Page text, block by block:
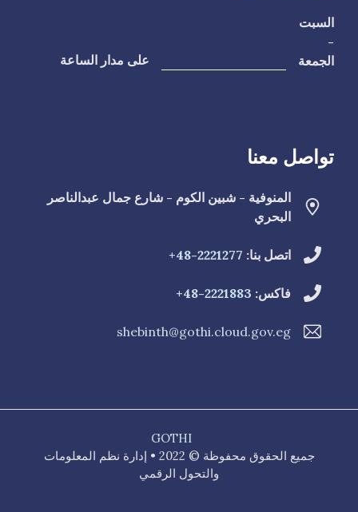
السبت
-
الجمعة
على مدار الساعة
تواصل معنا
المنوفية - شبين الكوم - شارع جمال عبدالناصر
البحري
اتصل بنا: 2221277-48+
فاكس: 2221883-48+
shebinth@gothi.cloud.gov.eg
GOTHI
جميع الحقوق محفوظة © 2022 • إدارة نظم المعلومات
والتحول الرقمي